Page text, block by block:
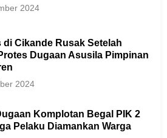
2024
di Cikande Rusak Setelah
Dugaan Asusila Pimpinan
2024
Komplotan Begal PIK 2
Pelaku Diamankan Warga